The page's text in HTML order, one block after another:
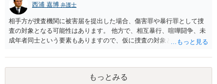
西浦 嘉博 弁護士
相手方が捜査機関に被害届を提出した場合、傷害罪や暴行罪として捜
査の対象となる可能性はあります。 他方で、相互暴行、喧嘩闘争、未
成年者同士という要素もありますので、仮に捜査の対象となっても捜
事件が発覚した場合、進学先の高等学校が何らかの処分を行うか否か
は、当該教育機関の同種処分に対する慣習、前例等を精査する必要が
あります。 ただ、それも行為の経緯、行為態様、相互の受傷状況等に
もっとみる